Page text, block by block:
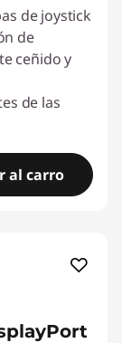
de joystick
de
ceñido y
de las
al carro